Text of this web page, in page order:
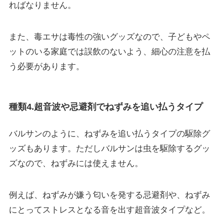
ればなりません。
また、毒エサは毒性の強いグッズなので、 子どもやペ
ットのいる家庭では誤飲のないよう、細心の注意を払
う必要があります。
種類4.超音波や忌避剤でねずみを追い払うタイプ
バルサンのように、ねずみを追い払うタイプの駆除グ
ッズもあります。ただしバルサンは虫を駆除するグッ
ズなので、ねずみには使えません。
例えば、ねずみが嫌う匂いを発する忌避剤 や、ねずみ
にとってストレスとなる音を出す超音波タイプなど。